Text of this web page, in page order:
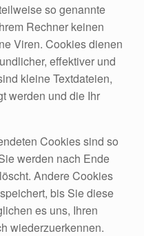
so genannte
Rechner keinen
Viren. Cookies dienen
effektiver und
kleine Textdateien,
werden und die Ihr
Cookies sind so
werden nach Ende
Andere Cookies
bis Sie diese
es uns, Ihren
wiederzuerkennen.